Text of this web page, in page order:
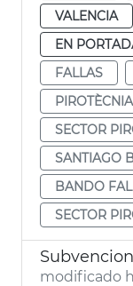
VALENCIA
EN
FALLAS
PIROTÈCNIA
SECTOR
SANTIAGO
BANDO
SECTOR
modificado